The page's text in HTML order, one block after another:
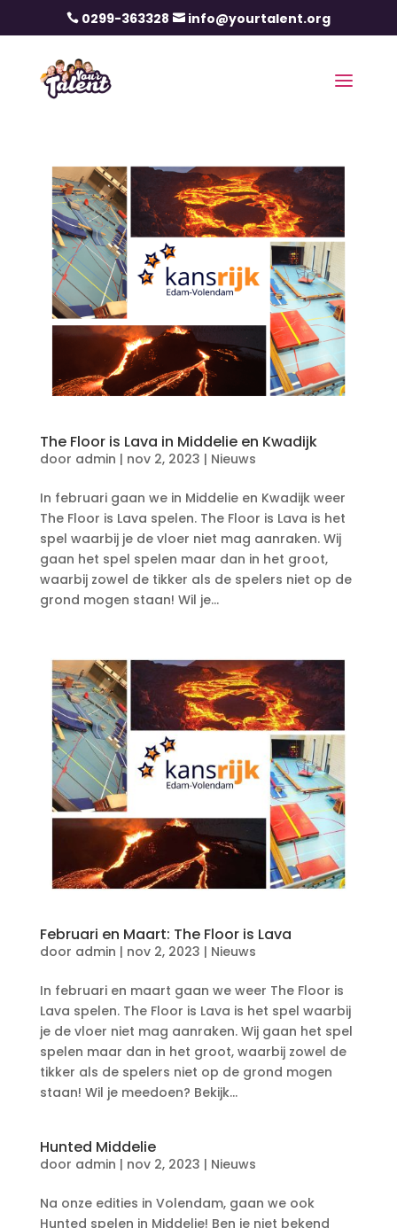
 0299-363328  info@yourtalent.org
The Floor is Lava in Middelie en Kwadijk
door admin | nov 2, 2023 | Nieuws
In februari gaan we in Middelie en Kwadijk weer
The Floor is Lava spelen. The Floor is Lava is het
spel waarbij je de vloer niet mag aanraken. Wij
gaan het spel spelen maar dan in het groot,
waarbij zowel de tikker als de spelers niet op de
grond mogen staan! Wil je...
Februari en Maart: The Floor is Lava
door admin | nov 2, 2023 | Nieuws
In februari en maart gaan we weer The Floor is
Lava spelen. The Floor is Lava is het spel waarbij
je de vloer niet mag aanraken. Wij gaan het spel
spelen maar dan in het groot, waarbij zowel de
tikker als de spelers niet op de grond mogen
staan! Wil je meedoen? Bekijk...
Hunted Middelie
door admin | nov 2, 2023 | Nieuws
Na onze edities in Volendam, gaan we ook
Hunted spelen in Middelie! Ben je niet bekend